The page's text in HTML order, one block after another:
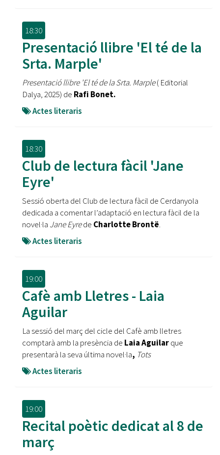
18:30
Presentació llibre 'El té de la
Srta. Marple'
Presentació llibre 'El té de la Srta. Marple( Editorial
Dalya, 2025) de Rafi Bonet.
Actes literaris
18:30
Club de lectura fàcil 'Jane
Eyre'
Sessió oberta del Club de lectura fàcil de Cerdanyola
dedicada a comentar l’adaptació en lectura fàcil de la
novel·la Jane Eyrede Charlotte Brontë.
Actes literaris
19:00
Cafè amb Lletres - Laia
Aguilar
La sessió del març del cicle del Cafè amb lletres
comptarà amb la presència de Laia Aguilarque
presentarà la seva última novel·la, Tots
Actes literaris
19:00
Recital poètic dedicat al 8 de
març